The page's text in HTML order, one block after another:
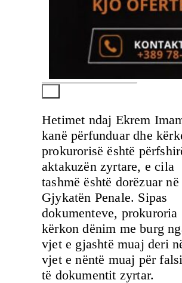
Hetimet ndaj Ekrem
kanë përfunduar dhe
prokurorisë është
aktakuzën zyrtare, e cila
tashmë është dorëzuar në
Gjykatën Penale. Sipas
dokumenteve, prokuroria
kërkon dënim me burg
vjet e gjashtë muaj deri
vjet e nëntë muaj për
të dokumentit zyrtar.